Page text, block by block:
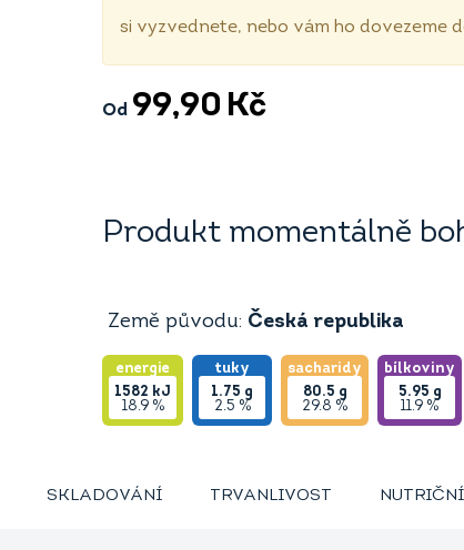
si vyzvednete, nebo vám ho dovezeme
Od 99,90 Kč
Produkt momentálně
Země původu: Česká republika
energie
1582 kJ
18.9 %
tuky
1.75 g
2.5 %
sacharidy
80.5 g
29.8 %
bílkoviny
5.95 g
11.9 %
SKLADOVÁNÍ TRVANLIVOST